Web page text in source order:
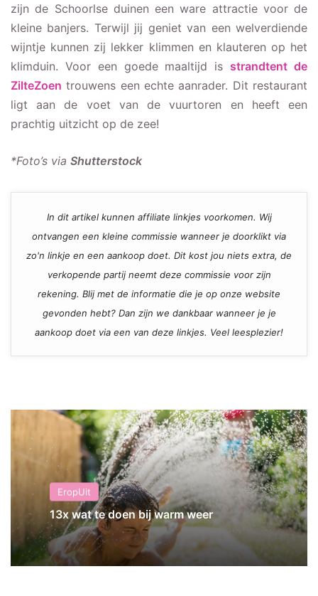
zijn de Schoorlse duinen een ware attractie voor de
kleine banjers. Terwijl jij geniet van een welverdiende
wijntje kunnen zij lekker klimmen en klauteren op het
klimduin. Voor een goede maaltijd is strandtent de
ZilteZoen trouwens een echte aanrader. Dit restaurant
ligt aan de voet van de vuurtoren en heeft een
prachtig uitzicht op de zee!
*Foto’s via Shutterstock
In dit artikel kunnen affiliate linkjes voorkomen. Wij
ontvangen een kleine commissie wanneer je doorklikt via
zo'n linkje en een aankoop doet. Dit kost jou niets extra, de
verkopende partij neemt deze commissie voor zijn
rekening. Blij met de informatie die je op onze website
gevonden hebt? Dan zijn we dankbaar wanneer je je
aankoop doet via een van deze linkjes. Veel leesplezier!
EropUit
13x wat te doen bij warm weer